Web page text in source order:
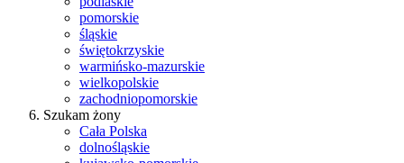
pomorskie
śląskie
świętokrzyskie
warmińsko-mazurskie
wielkopolskie
zachodniopomorskie
Szukam żony
Cała Polska
dolnośląskie